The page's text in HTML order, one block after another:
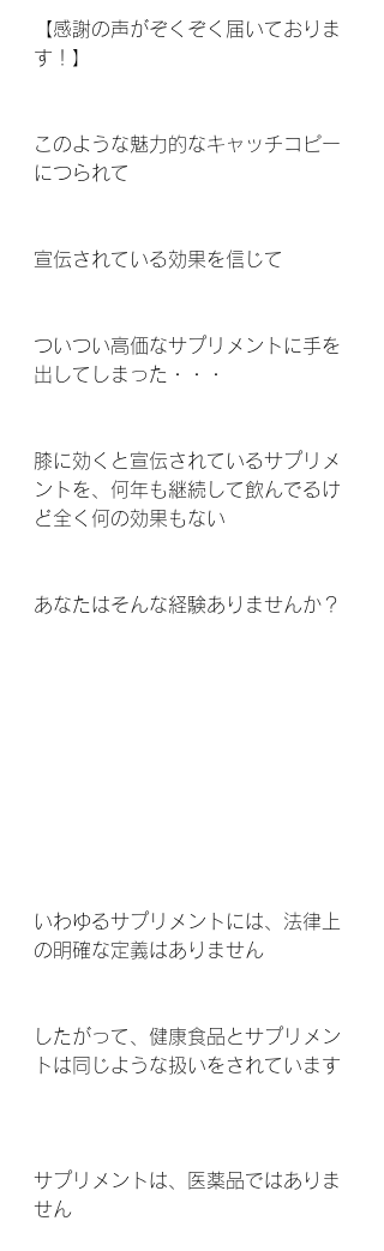
【感謝の声がぞくぞく届いておりま
す！】
このような魅力的なキャッチコピー
につられて
宣伝されている効果を信じて
ついつい高価なサプリメントに手を
出してしまった・・・
膝に効くと宣伝されているサプリメ
ントを、何年も継続して飲んでるけ
ど全く何の効果もない
あなたはそんな経験ありませんか？
いわゆるサプリメントには、法律上
の明確な定義はありません
したがって、健康食品とサプリメン
トは同じような扱いをされています
サプリメントは、医薬品ではありま
せん